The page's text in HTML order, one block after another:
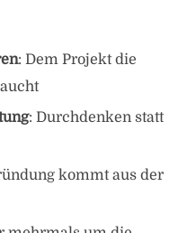
: Dem Projekt die
: Durchdenken statt
kommt aus der